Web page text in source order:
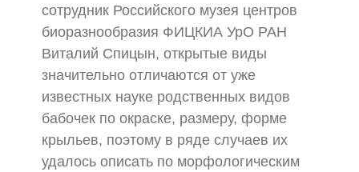
сотрудник Российского музея центров
биоразнообразия ФИЦКИА УрО РАН
Виталий Спицын, открытые виды
значительно отличаются от уже
известных науке родственных видов
бабочек по окраске, размеру, форме
крыльев, поэтому в ряде случаев их
удалось описать по морфологическим